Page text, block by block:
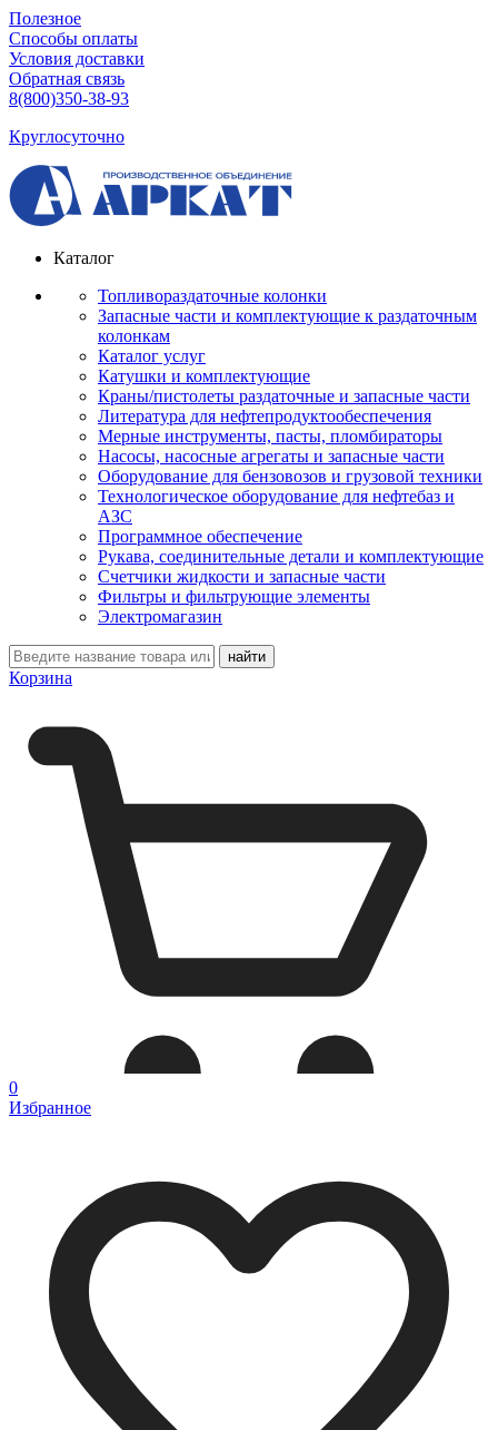
Полезное
Способы оплаты
Условия доставки
Обратная связь
8(800)350-38-93
Круглосуточно
Каталог
Топливораздаточные колонки
Запасные части и комплектующие к раздаточным
колонкам
Каталог услуг
Катушки и комплектующие
Краны/пистолеты раздаточные и запасные части
Литература для нефтепродуктообеспечения
Мерные инструменты, пасты, пломбираторы
Насосы, насосные агрегаты и запасные части
Оборудование для бензовозов и грузовой техники
Технологическое оборудование для нефтебаз и
АЗС
Программное обеспечение
Рукава, соединительные детали и комплектующие
Счетчики жидкости и запасные части
Фильтры и фильтрующие элементы
Электромагазин
Корзина
0
Избранное